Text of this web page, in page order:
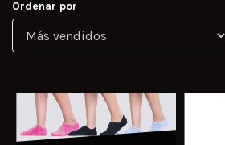
Ordenar por